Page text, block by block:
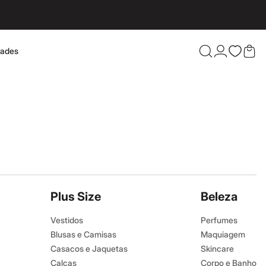
Confira
Plus Size
Vestidos
Blusas e Camisas
Casacos e Jaquetas
Calças
Beleza
Perfumes
Maquiagem
Skincare
Corpo e Banho